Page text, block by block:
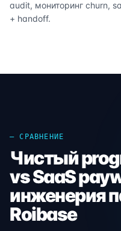
audit, мониторинг churn,
+ handoff.
— СРАВНЕНИЕ
Чистый
vs SaaS
инженерия
Roibase